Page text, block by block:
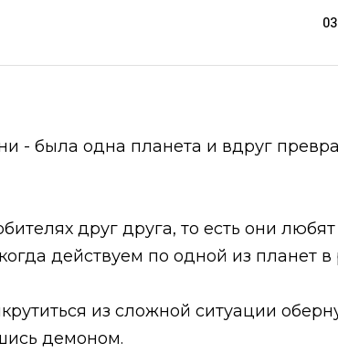
- была одна планета и вдруг
друг друга, то есть они
действуем по одной из планет
из сложной ситуации
демоном.